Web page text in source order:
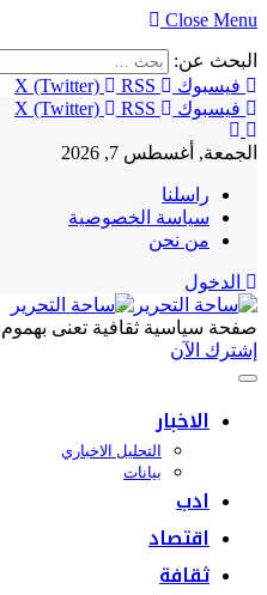
Close Menu
البحث عن:
فيسبوك
X (Twitter)
RSS
فيسبوك
X (Twitter) RSS
الجمعة, أغسطس 7, 2026
راسلنا
سياسة الخصوصية
من نحن
الدخول
صفحة سياسية ثقافية تعنى بهموم
إشترك الآن
الاخبار
التحليل الاخباري
بيانات
ادب
اقتصاد
ثقافة